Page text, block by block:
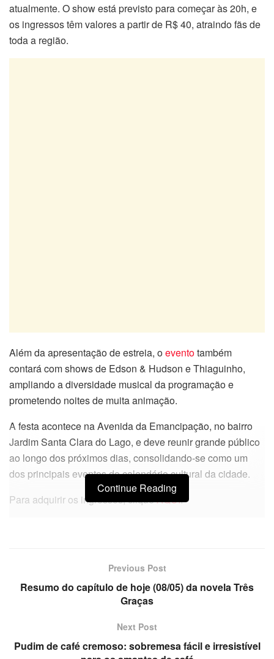
atualmente. O show está previsto para começar às 20h, e
os ingressos têm valores a partir de R$ 40, atraindo fãs de
toda a região.
Além da apresentação de estreia, oeventotambém
contará com shows de Edson & Hudson e Thiaguinho,
ampliando a diversidade musical da programação e
prometendo noites de muita animação.
A festa acontece na Avenida da Emancipação, no bairro
Jardim Santa Clara do Lago, e deve reunir grande público
ao longo dos próximos dias, consolidando-se como um
dos principais eventos do calendário cultural da cidade.
Para adquirir os ingressos, cliqueAQUI.
Continue Reading
Previous Post
Resumo do capítulo de hoje (08/05) da novela Três
Graças
Next Post
Pudim de café cremoso: sobremesa fácil e irresistível